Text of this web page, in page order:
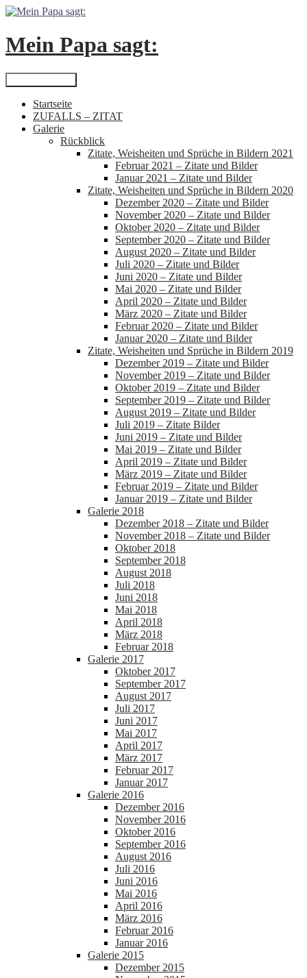
Zum
springen
Mein Papa sagt:
Suchen
Startseite
ZUFALLS – ZITAT
Galerie
Rückblick
Zitate, Weisheiten und Sprüche in Bildern 2021
Februar 2021 – Zitate und Bilder
Januar 2021 – Zitate und Bilder
Zitate, Weisheiten und Sprüche in Bildern 2020
Dezember 2020 – Zitate und Bilder
November 2020 – Zitate und Bilder
Oktober 2020 – Zitate und Bilder
September 2020 – Zitate und Bilder
August 2020 – Zitate und Bilder
Juli 2020 – Zitate und Bilder
Juni 2020 – Zitate und Bilder
Mai 2020 – Zitate und Bilder
April 2020 – Zitate und Bilder
März 2020 – Zitate und Bilder
Februar 2020 – Zitate und Bilder
Januar 2020 – Zitate und Bilder
Zitate, Weisheiten und Sprüche in Bildern 2019
Dezember 2019 – Zitate und Bilder
November 2019 – Zitate und Bilder
Oktober 2019 – Zitate und Bilder
September 2019 – Zitate und Bilder
August 2019 – Zitate und Bilder
Juli 2019 – Zitate Bilder
Juni 2019 – Zitate und Bilder
Mai 2019 – Zitate und Bilder
April 2019 – Zitate und Bilder
März 2019 – Zitate und Bilder
Februar 2019 – Zitate und Bilder
Januar 2019 – Zitate und Bilder
Galerie 2018
Dezember 2018 – Zitate und Bilder
November 2018 – Zitate und Bilder
Oktober 2018
September 2018
August 2018
Juli 2018
Juni 2018
Mai 2018
April 2018
März 2018
Februar 2018
Galerie 2017
Oktober 2017
September 2017
August 2017
Juli 2017
Juni 2017
Mai 2017
April 2017
März 2017
Februar 2017
Januar 2017
Galerie 2016
Dezember 2016
November 2016
Oktober 2016
September 2016
August 2016
Juli 2016
Juni 2016
Mai 2016
April 2016
März 2016
Februar 2016
Januar 2016
Galerie 2015
Dezember 2015